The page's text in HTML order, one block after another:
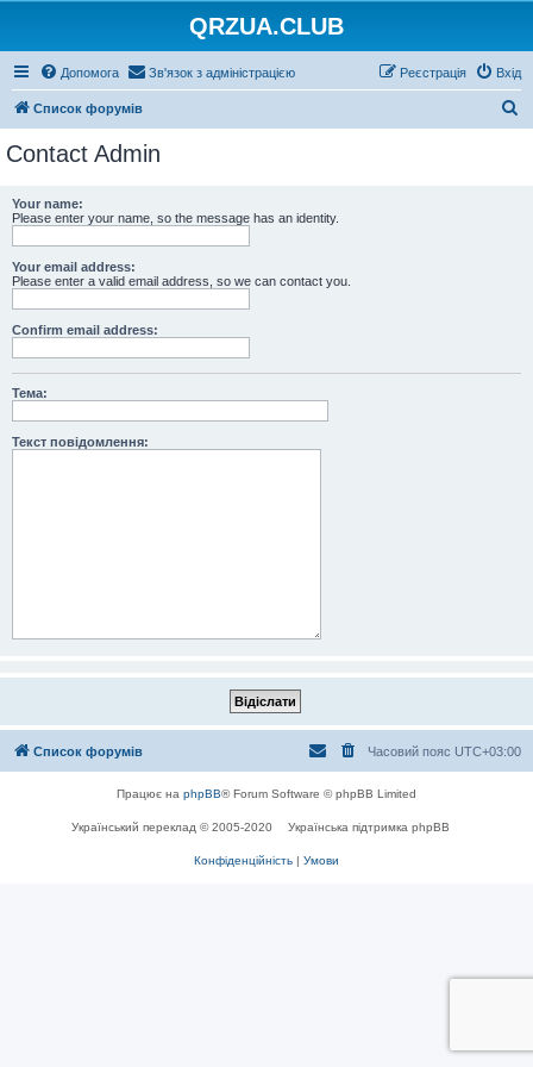
QRZUA.CLUB
Допомога Зв'язок з адміністрацією Вхід
Реєстрація
Список форумів
Contact Admin
Your name:
Please enter your name, so the message has an identity.
Your email address:
Please enter a valid email address, so we can contact you.
Confirm email address:
Тема:
Текст повідомлення:
Список форумів Часовий пояс UTC+03:00
Працює на phpBB® Forum Software © phpBB Limited
Український переклад © 2005-2020 Українська підтримка phpBB
Конфіденційність | Умови